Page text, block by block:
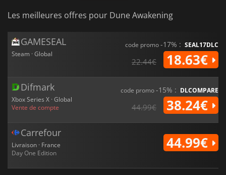
Les meilleures offres pour Dune Awakening
GAMESEAL
Steam · Global
code promo-17% : SEAL17DLC
22.44€ 18.63€
Difmark
Xbox Series X · Global
Vente de compte
code promo-15% : DLCOMPARE
44.99€ 38.24€
Carrefour
Livraison · France
Day One Edition
44.99€